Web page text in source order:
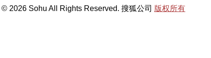
2026 Sohu All Rights Reserved. 搜狐公司 版权所有